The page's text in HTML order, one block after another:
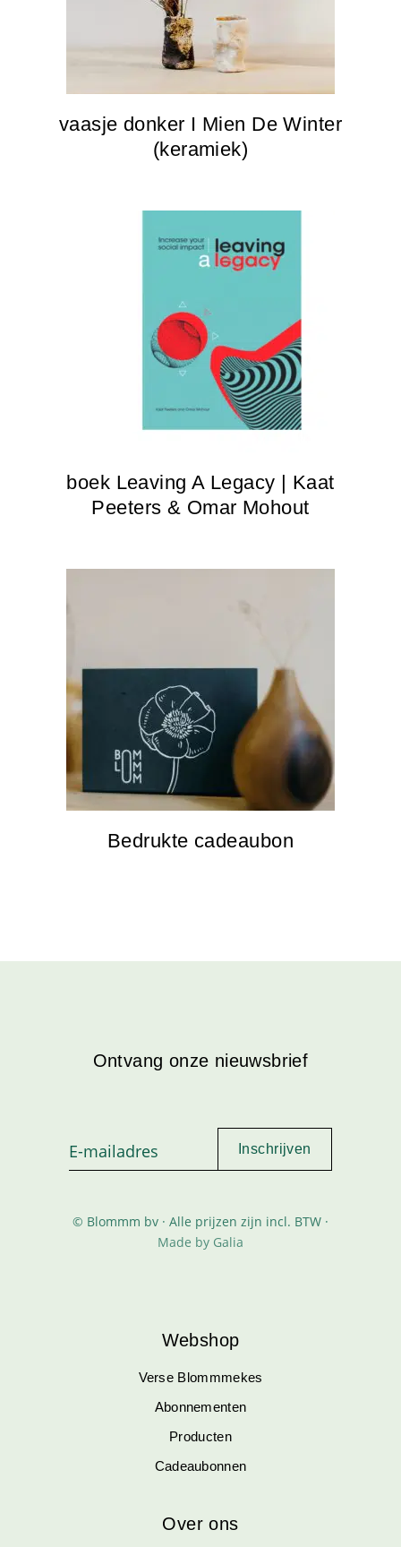
vaasje donker I Mien De Winter
(keramiek)
boek Leaving A Legacy | Kaat
Peeters & Omar Mohout
Bedrukte cadeaubon
Ontvang onze nieuwsbrief
© Blommm bv · Alle prijzen zijn incl. BTW ·
Made by Galia
Webshop
Verse Blommmekes
Abonnementen
Producten
Cadeaubonnen
Over ons